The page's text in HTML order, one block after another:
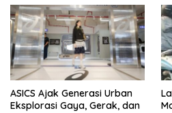
ASICS Ajak Generasi Urban
Eksplorasi Gaya, Gerak, dan